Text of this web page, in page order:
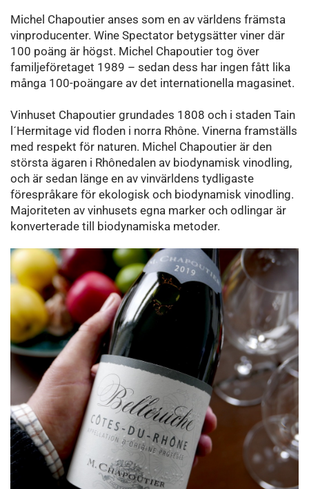
Michel Chapoutier anses som en av världens främsta
vinproducenter. Wine Spectator betygsätter viner där
100 poäng är högst. Michel Chapoutier tog över
familjeföretaget 1989 – sedan dess har ingen fått lika
många 100-poängare av det internationella magasinet.
Vinhuset Chapoutier grundades 1808 och i staden Tain
l´Hermitage vid floden i norra Rhône. Vinerna framställs
med respekt för naturen. Michel Chapoutier är den
största ägaren i Rhônedalen av biodynamisk vinodling,
och är sedan länge en av vinvärldens tydligaste
förespråkare för ekologisk och biodynamisk vinodling.
Majoriteten av vinhusets egna marker och odlingar är
konverterade till biodynamiska metoder.